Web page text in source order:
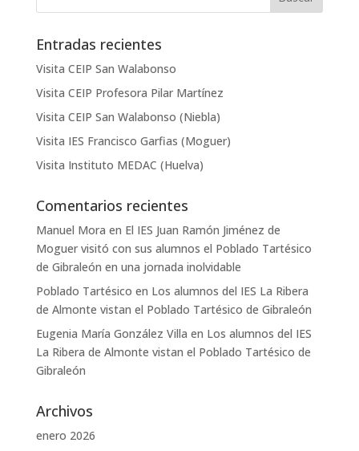
Entradas recientes
Visita CEIP San Walabonso
Visita CEIP Profesora Pilar Martínez
Visita CEIP San Walabonso (Niebla)
Visita IES Francisco Garfias (Moguer)
Visita Instituto MEDAC (Huelva)
Comentarios recientes
Manuel Mora en El IES Juan Ramón Jiménez de
Moguer visitó con sus alumnos el Poblado Tartésico
de Gibraleón en una jornada inolvidable
Poblado Tartésico en Los alumnos del IES La Ribera
de Almonte vistan el Poblado Tartésico de Gibraleón
Eugenia María González Villa en Los alumnos del IES
La Ribera de Almonte vistan el Poblado Tartésico de
Gibraleón
Archivos
enero 2026